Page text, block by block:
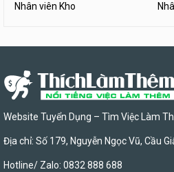
Nhân viên Kho
Website Tuyển Dụng – Tìm Việc Làm
Địa chỉ: Số 179, Nguyễn Ngọc Vũ, Cầu
Hotline/ Zalo: 0832 888 688